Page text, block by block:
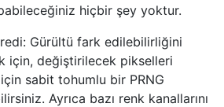
hiçbir şey yoktur.
Gürültü fark edilebilirliğini
için, değiştirilecek pikselleri
sabit tohumlu bir PRNG
Ayrıca bazı renk kanallarını